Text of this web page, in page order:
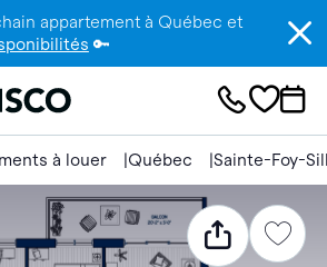
appartement à Québec et
🔑
à louer Québec Sainte-Foy-